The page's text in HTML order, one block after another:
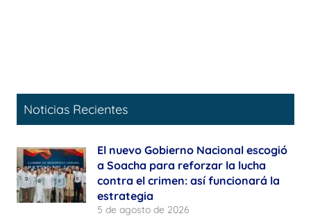
Noticias Recientes
El nuevo Gobierno Nacional escogió
a Soacha para reforzar la lucha
contra el crimen: así funcionará la
estrategia
5 de agosto de 2026